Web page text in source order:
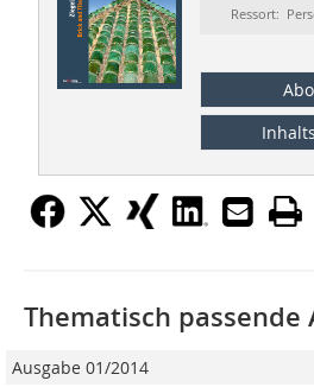
Ressort:
Thematisch passende
Ausgabe 01/2014